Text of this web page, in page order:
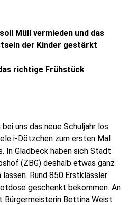
Müll vermieden und das
der Kinder gestärkt
richtige Frühstück
uns das neue Schuljahr los
i-Dötzchen zum ersten Mal
In Gladbeck haben sich Stadt
(ZBG) deshalb etwas ganz
Rund 850 Erstklässler
geschenkt bekommen. An
Bürgermeisterin Bettina Weist